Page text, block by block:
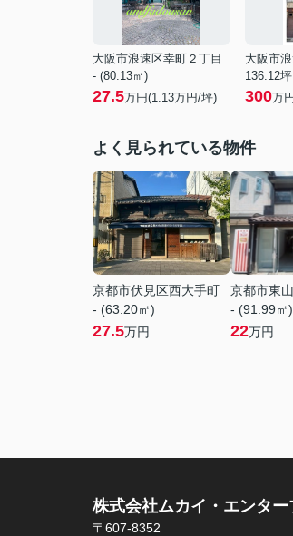
大阪市浪速区幸町２丁目
- (80.13㎡)
27.5万円(1.13万円/坪)
136.12
300万
よく見られている物件
京都市伏見区西大手町
- (63.20㎡)
27.5万円
京都市東
- (91.99㎡)
22万円
株式会社ムカイ・エンター
〒607-8352